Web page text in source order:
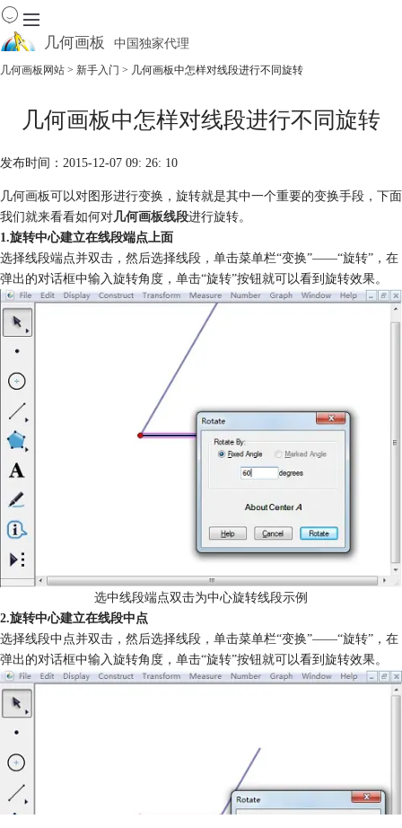
几何画板 中国独家代理
产品
资源中心
软件商城
几何画板网站 > 新手入门 > 几何画板中怎样对线段进行不同旋转
几何画板中怎样对线段进行不同旋转
发布时间：2015-12-07 09: 26: 10
几何画板可以对图形进行变换，旋转就是其中一个重要的变换手段，下面
我们就来看看如何对几何画板线段进行旋转。
1.旋转中心建立在线段端点上面
选择线段端点并双击，然后选择线段，单击菜单栏“变换”——“旋转”，在
弹出的对话框中输入旋转角度，单击“旋转”按钮就可以看到旋转效果。
选中线段端点双击为中心旋转线段示例
2.旋转中心建立在线段中点
选择线段中点并双击，然后选择线段，单击菜单栏“变换”——“旋转”，在
弹出的对话框中输入旋转角度，单击“旋转”按钮就可以看到旋转效果。